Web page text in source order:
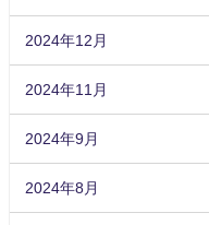
2024年12月
2024年11月
2024年9月
2024年8月